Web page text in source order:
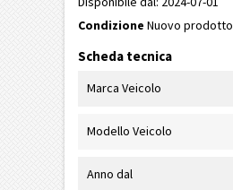
Condizione Nuovo prodotto
Scheda tecnica
Marca Veicolo
Modello Veicolo
Anno dal